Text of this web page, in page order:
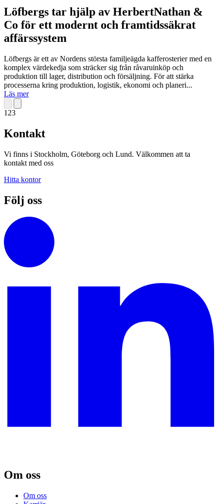
Löfbergs tar hjälp av HerbertNathan &
Co för ett modernt och framtidssäkrat
affärssystem
Löfbergs är ett av Nordens största familjeägda kafferosterier med en
komplex värdekedja som sträcker sig från råvaruinköp och
produktion till lager, distribution och försäljning. För att stärka
processerna kring produktion, logistik, ekonomi och planeri...
Läs mer
1 23
Kontakt
Vi finns i Stockholm, Göteborg och Lund. Välkommen att ta
kontakt med oss
Hitta kontor
Följ oss
Om oss
Om oss